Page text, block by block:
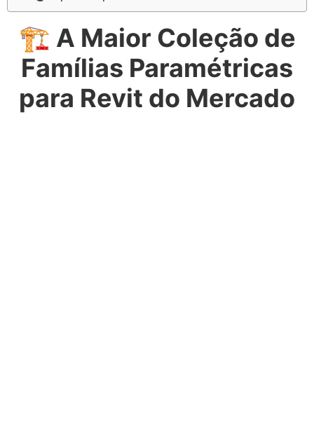
🏗️ A Maior Coleção de
Famílias Paramétricas
para Revit do Mercado